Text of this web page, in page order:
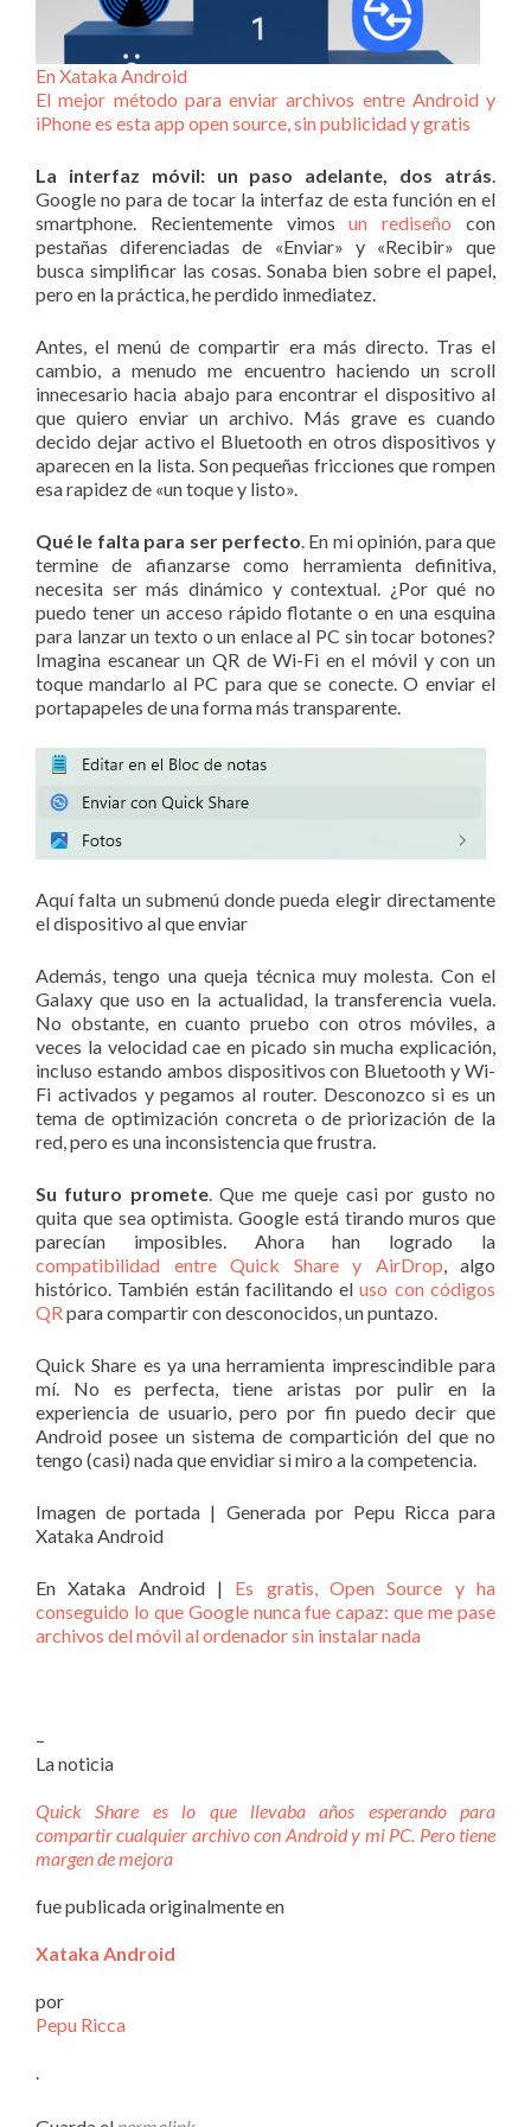
En Xataka Android
El mejor método para enviar archivos entre Android y
iPhone es esta app open source, sin publicidad y gratis
La interfaz móvil: un paso adelante, dos atrás
Google no para de tocar la interfaz de esta función en el
smartphone. Recientemente vimosun rediseño con
pestañas diferenciadas de «Enviar» y «Recibir» que
busca simplificar las cosas. Sonaba bien sobre el papel,
pero en la práctica, he perdido inmediatez.
Antes, el menú de compartir era más directo. Tras el
cambio, a menudo me encuentro haciendo un scroll
innecesario hacia abajo para encontrar el dispositivo al
que quiero enviar un archivo. Más grave es cuando
decido dejar activo el Bluetooth en otros dispositivos y
aparecen en la lista. Son pequeñas fricciones que rompen
esa rapidez de «un toque y listo».
Qué le falta para ser perfecto . En mi opinión, para que
termine de afianzarse como herramienta definitiva,
necesita ser más dinámico y contextual. ¿Por qué no
puedo tener un acceso rápido flotante o en una esquina
para lanzar un texto o un enlace al PC sin tocar botones?
Imagina escanear un QR de Wi-Fi en el móvil y con un
toque mandarlo al PC para que se conecte. O enviar el
portapapeles de una forma más transparente.
Aquí falta un submenú donde pueda elegir directamente
el dispositivo al que enviar
Además, tengo una queja técnica muy molesta. Con el
Galaxy que uso en la actualidad, la transferencia vuela.
No obstante, en cuanto pruebo con otros móviles, a
veces la velocidad cae en picado sin mucha explicación,
incluso estando ambos dispositivos con Bluetooth y Wi-
Fi activados y pegamos al router. Desconozco si es un
tema de optimización concreta o de priorización de la
red, pero es una inconsistencia que frustra.
Su futuro promete. Que me queje casi por gusto no
quita que sea optimista. Google está tirando muros que
parecían imposibles. Ahora han logrado la
compatibilidad entre Quick Share y AirDrop , algo
histórico. También están facilitando eluso con códigos
QR para compartir con desconocidos, un puntazo.
Quick Share es ya una herramienta imprescindible para
mí. No es perfecta, tiene aristas por pulir en la
experiencia de usuario, pero por fin puedo decir que
Android posee un sistema de compartición del que no
tengo (casi) nada que envidiar si miro a la competencia.
Imagen de portada | Generada por Pepu Ricca para
Xataka Android
En Xataka Android | Es gratis, Open Source y ha
conseguido lo que Google nunca fue capaz: que me pase
archivos del móvil al ordenador sin instalar nada
–
La noticia
Quick Share es lo que llevaba años esperando para
compartir cualquier archivo con Android y mi PC. Pero tiene
margen de mejora
fue publicada originalmente en
Xataka Android
por
Pepu Ricca